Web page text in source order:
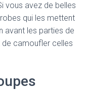
vous avez de belles
qui les mettent
avant les parties de
camoufler celles